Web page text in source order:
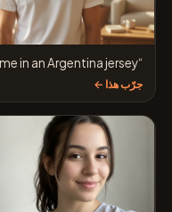
“Put me in an Argentina jersey”
جرّب هذا ←